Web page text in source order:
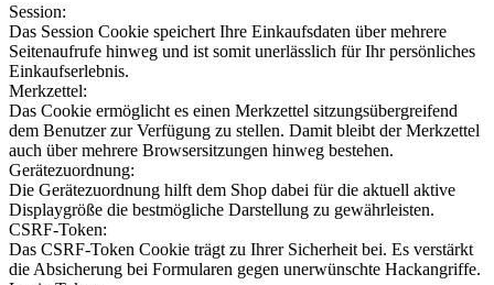
Session:
Das Session Cookie speichert Ihre Einkaufsdaten über mehrere
Seitenaufrufe hinweg und ist somit unerlässlich für Ihr persönliches
Einkaufserlebnis.
Merkzettel:
Das Cookie ermöglicht es einen Merkzettel sitzungsübergreifend
dem Benutzer zur Verfügung zu stellen. Damit bleibt der Merkzettel
auch über mehrere Browsersitzungen hinweg bestehen.
Gerätezuordnung:
Die Gerätezuordnung hilft dem Shop dabei für die aktuell aktive
Displaygröße die bestmögliche Darstellung zu gewährleisten.
CSRF-Token:
Das CSRF-Token Cookie trägt zu Ihrer Sicherheit bei. Es verstärkt
die Absicherung bei Formularen gegen unerwünschte Hackangriffe.